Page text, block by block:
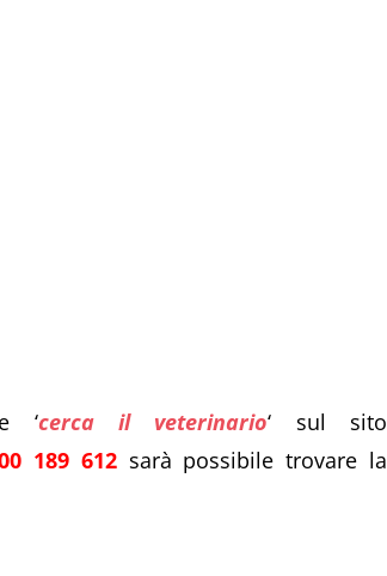
‘cerca il veterinario‘ sul sito
189 612sarà possibile trovare la